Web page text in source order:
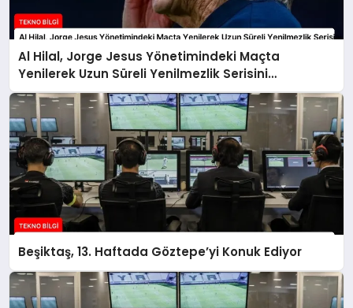
Al Hilal, Jorge Jesus Yönetimindeki Maçta
Yenilerek Uzun Süreli Yenilmezlik Serisini
Sonlandırdı
Beşiktaş, 13. Haftada Göztepe’yi Konuk Ediyor